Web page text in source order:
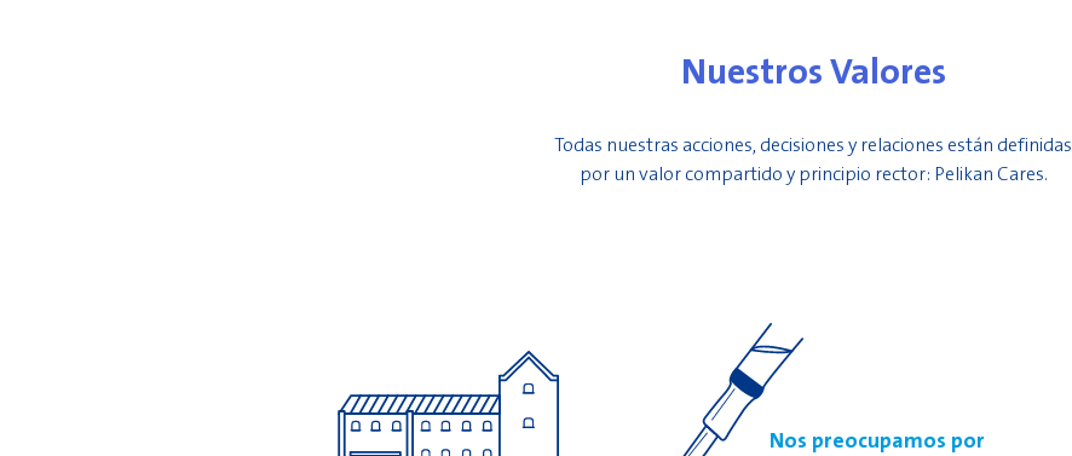
Nuestros Valores
Todas nuestras acciones, decisiones y relaciones están definidas
por un valor compartido y principio rector: Pelikan Cares.
Nos preocupamos por